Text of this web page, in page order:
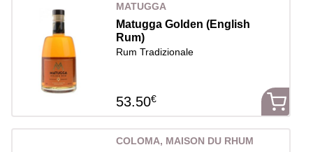
MATUGGA
Matugga Golden (English
Rum)
Rum Tradizionale
53.50€
COLOMA, MAISON DU RHUM